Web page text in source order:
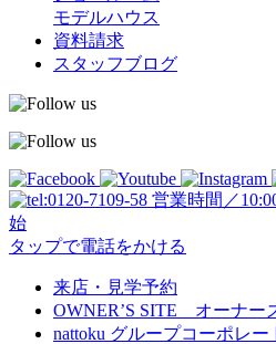
モデルハウス
資料請求
スタッフブログ
営業時間／
始
タップで電話をかける
来店・見学予約
OWNER’S SITE オーナー
nattoku グループコーポレー